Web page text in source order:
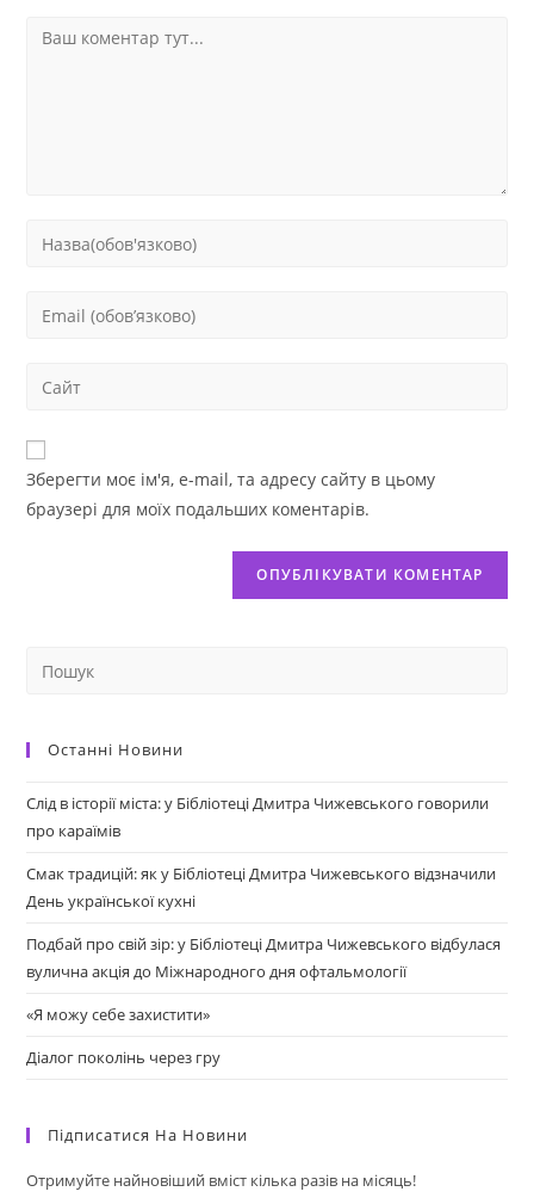
Зберегти моє ім'я, e-mail, та адресу сайту в цьому
браузері для моїх подальших коментарів.
Останні Новини
Слід в історії міста: у Бібліотеці Дмитра Чижевського говорили
про караїмів
Смак традицій: як у Бібліотеці Дмитра Чижевського відзначили
День української кухні
Подбай про свій зір: у Бібліотеці Дмитра Чижевського відбулася
вулична акція до Міжнародного дня офтальмології
«Я можу себе захистити»
Діалог поколінь через гру
Підписатися На Новини
Отримуйте найновіший вміст кілька разів на місяць!